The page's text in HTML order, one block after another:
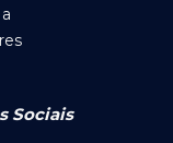
Sociais